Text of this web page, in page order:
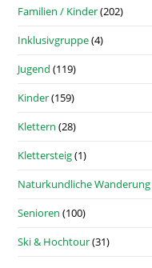
Familien / Kinder(202)
Inklusivgruppe(4)
Jugend (119)
Kinder(159)
Klettern (28)
Klettersteig(1)
Naturkundliche Wanderung
Senioren (100)
Ski & Hochtour(31)